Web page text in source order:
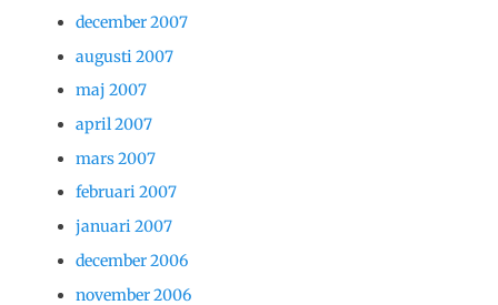
december 2007
augusti 2007
maj 2007
april 2007
mars 2007
februari 2007
januari 2007
december 2006
november 2006